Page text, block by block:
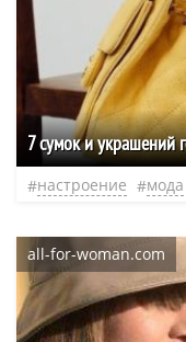
7 сумок и украшений
настроение мода
all-for-woman.com